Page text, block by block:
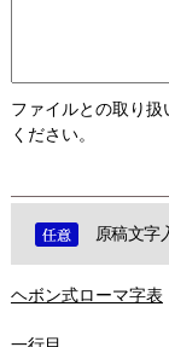
ファイルとの取り
ください。
原稿文字
ヘボン式ローマ字表